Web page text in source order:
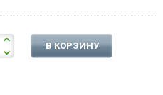
В КОРЗИНУ